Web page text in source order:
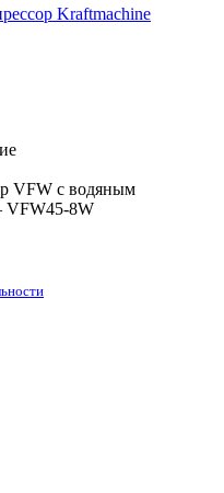
Kraftmaсhine
VFW с водяным
VFW45-8W